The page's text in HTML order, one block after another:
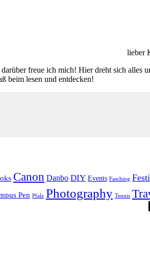
lieber
freue ich mich! Hier dreht sich
beim lesen und entdecken!
Canon Danbo DIY Events Fasching
Pen Pfalz Photography Tennis